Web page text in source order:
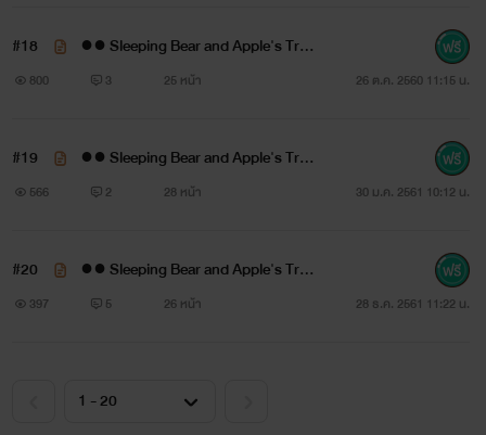
Twitter @yeeun9424
WARNING!
►มีเนื้อหาชายรักชาย
มีคำพูดและฉากที่ไม่เหมาะสมสำหรับเยาวชน เด็กต่ำว่าอายุ
18 ปีควรได้รับคำแนะนำ
บันเทิงเท่านั้นมิได้เกี่ยวข้องกับบุคคล สถานที่ หรือเหตุการณ์จริง
#18
●● Sleeping Bear and Apple's Trap
●● 17 #แอปเปิล
800 3 25 หน้า 26 ต.ค. 2560 11:15 น.
#19
●● Sleeping Bear and Apple's Trap
●● 18 #แอปเปิล
566 2 28 หน้า 30 ม.ค. 2561 10:12 น.
#20
●● Sleeping Bear and Apple's Trap
●● 19 #น้ำนิ่ง
397 5 26 หน้า 28 ธ.ค. 2561 11:22 น.